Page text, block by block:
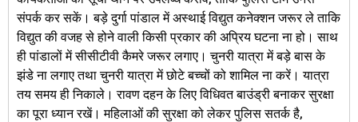
संपर्क कर सकें। बड़े दुर्गा पांडाल में अस्थाई विद्युत कनेक्शन जरूर ले ताकि
विद्युत की वजह से होने वाली किसी प्रकार की अप्रिय घटना ना हो। साथ
ही पांडालों में सीसीटीवी कैमरे जरूर लगाए। चुनरी यात्रा में बड़े बास के
झंडे ना लगाए तथा चुनरी यात्रा में छोटे बच्चों को शामिल ना करें। यात्रा
तय समय ही निकाले। रावण दहन के लिए विधिवत बाउंड्री बनाकर सुरक्षा
का पूरा ध्यान रखें। महिलाओं की सुरक्षा को लेकर पुलिस सतर्क है,